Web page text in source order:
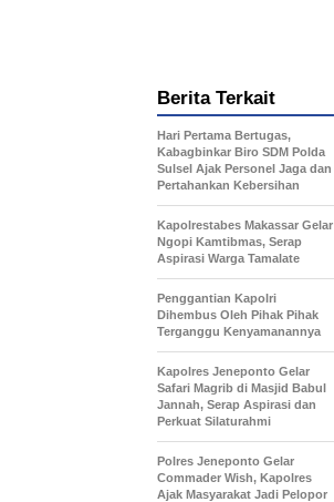
Berita Terkait
Hari Pertama Bertugas,
Kabagbinkar Biro SDM Polda
Sulsel Ajak Personel Jaga dan
Pertahankan Kebersihan
Kapolrestabes Makassar Gelar
Ngopi Kamtibmas, Serap
Aspirasi Warga Tamalate
Penggantian Kapolri
Dihembus Oleh Pihak Pihak
Terganggu Kenyamanannya
Kapolres Jeneponto Gelar
Safari Magrib di Masjid Babul
Jannah, Serap Aspirasi dan
Perkuat Silaturahmi
Polres Jeneponto Gelar
Commader Wish, Kapolres
Ajak Masyarakat Jadi Pelopor